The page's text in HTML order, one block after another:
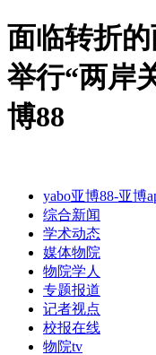
面临转折
举行“两岸
博88
yabo亚博88-亚博
综合新闻
学术动态
媒体物院
物院学人
专题报道
记者视点
校报在线
物院tv